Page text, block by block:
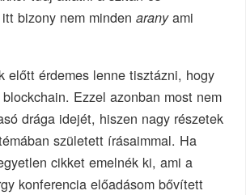
bizony nem mindenaranyami
előtt érdemes lenne tisztázni, hogy
Ezzel azonban most nem
drága idejét, hiszen nagy részetek
született írásaimmal. Ha
cikket emelnék ki, ami a
konferencia előadásom bővített